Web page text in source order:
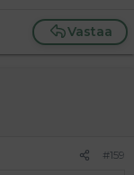
Vastaa
#159